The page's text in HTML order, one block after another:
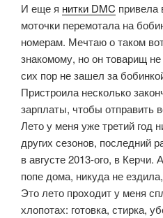
И еще я нитки DMC привела
моточки перемотала на
номерам. Мечтаю о таком
знакомому, но он товарищ
сих пор не зашел за
Пристроила несколько
зарплаты, чтобы отправить
Лето у меня уже третий год
других сезонов, последний
в августе 2013-ого, в
попе дома, никуда не
Это лето проходит у меня
хлопотах: готовка, стирка,